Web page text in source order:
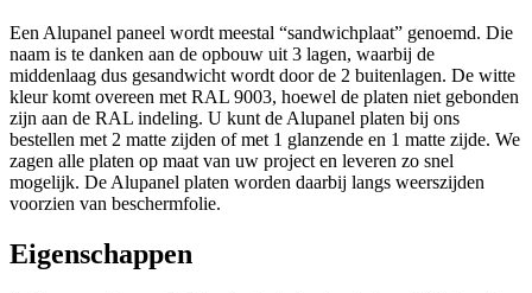
Een Alupanel paneel wordt meestal “sandwichplaat” genoemd. Die
naam is te danken aan de opbouw uit 3 lagen, waarbij de
middenlaag dus gesandwicht wordt door de 2 buitenlagen. De witte
kleur komt overeen met RAL 9003, hoewel de platen niet gebonden
zijn aan de RAL indeling. U kunt de Alupanel platen bij ons
bestellen met 2 matte zijden of met 1 glanzende en 1 matte zijde. We
zagen alle platen op maat van uw project en leveren zo snel
mogelijk. De Alupanel platen worden daarbij langs weerszijden
voorzien van beschermfolie.
Eigenschappen